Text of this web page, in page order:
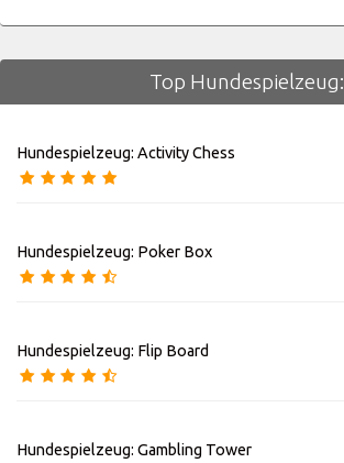
Top Hundespielzeug:
Hundespielzeug: Activity Chess
Hundespielzeug: Poker Box
Hundespielzeug: Flip Board
Hundespielzeug: Gambling Tower